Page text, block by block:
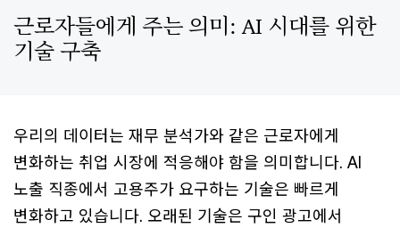
근로자들에게 주는 의미: AI 시대를 위한
기술 구축
우리의 데이터는 재무 분석가와 같은 근로자에게
변화하는 취업 시장에 적응해야 함을 의미합니다. AI
노출 직종에서 고용주가 요구하는 기술은 빠르게
변화하고 있습니다. 오래된 기술은 구인 광고에서